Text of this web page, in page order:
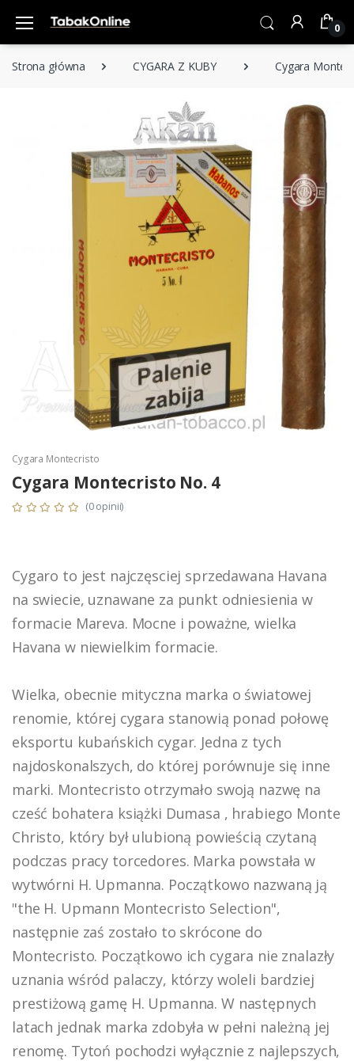
0
Strona główna CYGARA Z KUBY Cygara
Cygara Montecristo
Cygara Montecristo No. 4
(0 opinii)
Cygaro to jest najczęsciej sprzedawana Havana
na swiecie, uznawane za punkt odniesienia w
formacie Mareva. Mocne i poważne, wielka
Havana w niewielkim formacie.
Wielka, obecnie mityczna marka o światowej
renomie, której cygara stanowią ponad połowę
eksportu kubańskich cygar. Jedna z tych
najdoskonalszych, do której porównuje się inne
marki. Montecristo otrzymało swoją nazwę na
cześć bohatera książki Dumasa , hrabiego Monte
Christo, który był ulubioną powieścią czytaną
podczas pracy torcedores. Marka powstała w
wytwórni H. Upmanna. Początkowo nazwaną ją
"the H. Upmann Montecristo Selection",
następnie zaś zostało to skrócone do
Montecristo. Początkowo ich cygara nie znalazły
uznania wśród palaczy, którzy woleli bardziej
prestiżową gamę H. Upmanna. W następnych
latach jednak marka zdobyła w pełni należną jej
renomę. Tytoń pochodzi wyłącznie z najlepszych,